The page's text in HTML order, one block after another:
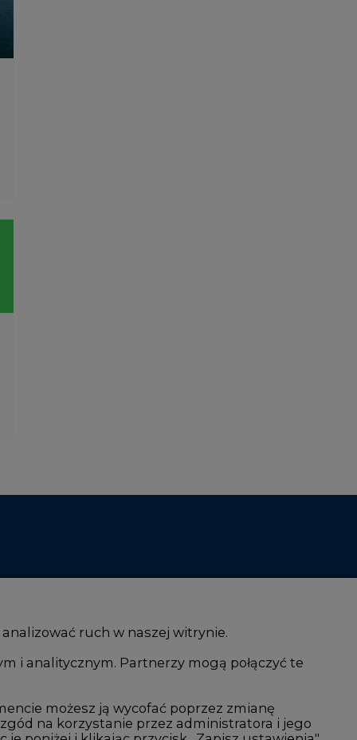
i IT
CO2
Fotowoltaika
Offshore wind
ruch w naszej witrynie.
i analitycznym. Partnerzy mogą połączyć te
możesz ją wycofać poprzez zmianę
na korzystanie przez administratora i jego